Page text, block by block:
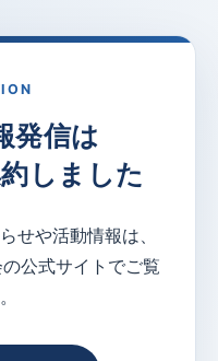
発信は
しました
せや活動情報は、
公式サイトでご覧